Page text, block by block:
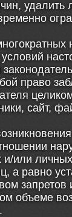
удалить
право
сайт,
и/или
а равно
объеме